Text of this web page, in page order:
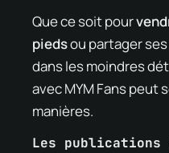
Que ce soit pour
piedsou partager
dans les moindres
avec MYM Fans peut
manières.
Les